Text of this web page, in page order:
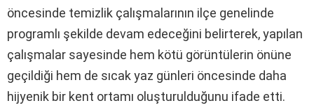
öncesinde temizlik çalışmalarının ilçe genelinde
programlı şekilde devam edeceğini belirterek, yapılan
çalışmalar sayesinde hem kötü görüntülerin önüne
geçildiği hem de sıcak yaz günleri öncesinde daha
hijyenik bir kent ortamı oluşturulduğunu ifade etti.